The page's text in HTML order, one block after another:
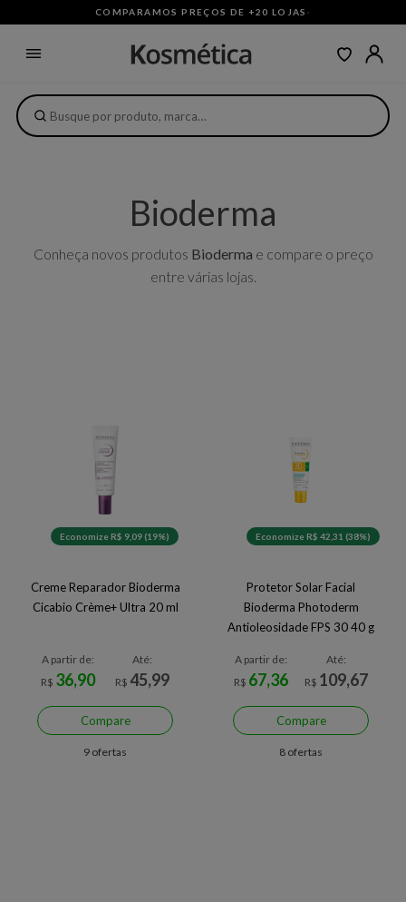
COMPARAMOS PREÇOS DE +20 LOJAS ·
Bioderma
Conheça novos produtos Bioderma e compare o preço
entre várias lojas.
Economize R$ 9,09 (19%)
Creme Reparador Bioderma
Cicabio Crème+ Ultra 20 ml
A partir de:
R$ 36,90
Até:
R$ 45,99
Compare
9 ofertas
Economize R$ 42,31 (38%)
Protetor Solar Facial
Bioderma Photoderm
Antioleosidade FPS 30 40 g
A partir de:
R$ 67,36
Até:
R$ 109,67
Compare
8 ofertas